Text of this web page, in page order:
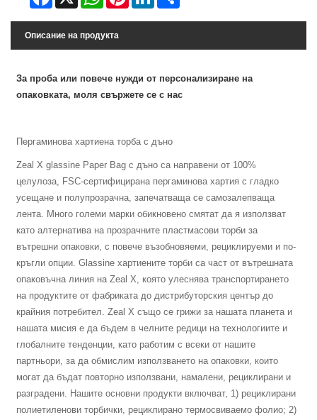
Описание на продукта
За проба или повече нужди от персонализиране на
опаковката, моля свържете се с нас
Пергаминова хартиена торба с дъно
Zeal X glassine Paper Bag с дъно са направени от 100%
целулоза, FSC-сертифицирана пергаминова хартия с гладко
усещане и полупрозрачна, запечатваща се самозалепваща
лента. Много големи марки обикновено смятат да я използват
като алтернатива на прозрачните пластмасови торби за
вътрешни опаковки, с повече възобновяеми, рециклируеми и по-
кръгли опции. Glassine хартиените торби са част от вътрешната
опаковъчна линия на Zeal X, която улеснява транспортирането
на продуктите от фабриката до дистрибуторския център до
крайния потребител. Zeal X също се грижи за нашата планета и
нашата мисия е да бъдем в челните редици на технологиите и
глобалните тенденции, като работим с всеки от нашите
партньори, за да обмислим използването на опаковки, които
могат да бъдат повторно използвани, намалени, рециклирани и
разградени. Нашите основни продукти включват, 1) рециклирани
полиетиленови торбички, рециклирано термосвиваемо фолио; 2)